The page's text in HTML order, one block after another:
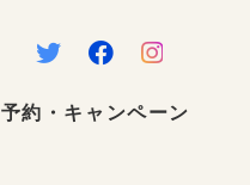
予約・キャンペーン